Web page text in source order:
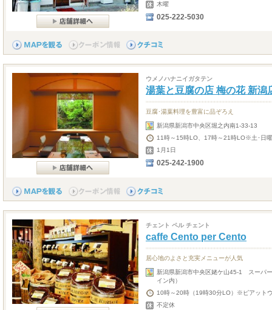
木曜
025-222-5030
ウメノハナニイガタテン
湯葉と豆腐の店 梅の花 新潟
豆腐･湯葉料理を豊富に品ぞろえ
新潟県新潟市中央区堀之内南1-33-13
11時～15時LO、17時～21時LO※土･日
1月1日
025-242-1900
チェント ペル チェント
caffe Cento per Cento
居心地のよさと充実メニューが人気
新潟県新潟市中央区姥ケ山45-1 スーパ
イン内）
10時～20時（19時30分LO）※ピアット
不定休